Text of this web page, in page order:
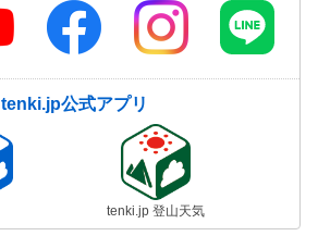
tenki.jp公式アプリ
tenki.jp 登山天気